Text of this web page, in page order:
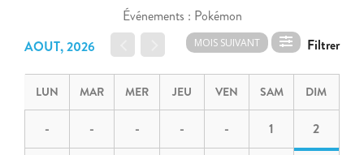
Événements : Pokémon
MOIS SUIVANT
AOUT, 2026
LUN MAR MER JEU VEN SAM DIM
- - - - - 1 2